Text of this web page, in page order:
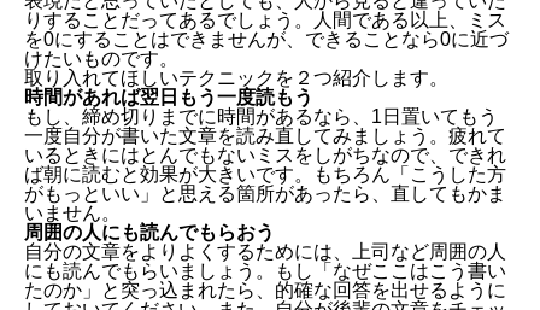
りすることだってあるでしょう。人間である以上、ミス
を0にすることはできませんが、できることなら0に近づ
けたいものです。
取り入れてほしいテクニックを２つ紹介します。
時間があれば翌日もう一度読もう
もし、締め切りまでに時間があるなら、1日置いてもう
一度自分が書いた文章を読み直してみましょう。疲れて
いるときにはとんでもないミスをしがちなので、できれ
ば朝に読むと効果が大きいです。もちろん「こうした方
がもっといい」と思える箇所があったら、直してもかま
いません。
周囲の人にも読んでもらおう
自分の文章をよりよくするためには、上司など周囲の人
にも読んでもらいましょう。もし「なぜここはこう書い
たのか」と突っ込まれたら、的確な回答を出せるように